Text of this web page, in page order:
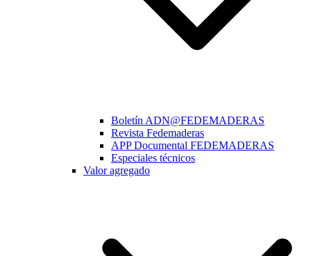
Boletín ADN@FEDEMADERAS
Revista Fedemaderas
APP Documental FEDEMADERAS
Especiales técnicos
Valor agregado